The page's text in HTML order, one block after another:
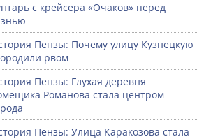
с крейсера «Очаков» перед
Пензы: Почему улицу Кузнецкую
рвом
Пензы: Глухая деревня
Романова стала центром
Пензы: Улица Каракозова стала